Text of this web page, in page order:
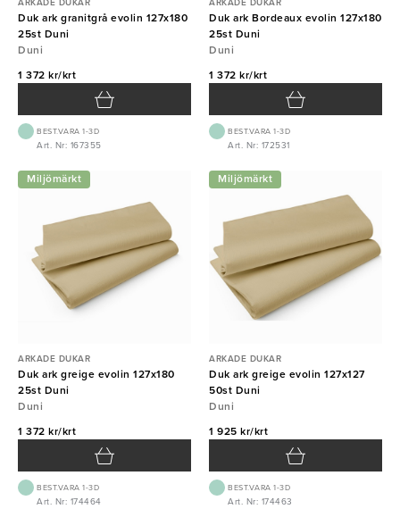
ARKADE DUKAR
Duk ark granitgrå evolin 127x180
25st Duni
Duni
1 372 kr/krt
BEST.VARA 1-3D
Art. Nr: 167355
ARKADE DUKAR
Duk ark Bordeaux evolin 127x180
25st Duni
Duni
1 372 kr/krt
BEST.VARA 1-3D
Art. Nr: 172531
Miljömärkt
ARKADE DUKAR
Duk ark greige evolin 127x180
25st Duni
Duni
1 372 kr/krt
BEST.VARA 1-3D
Art. Nr: 174464
Miljömärkt
ARKADE DUKAR
Duk ark greige evolin 127x127
50st Duni
Duni
1 925 kr/krt
BEST.VARA 1-3D
Art. Nr: 174463